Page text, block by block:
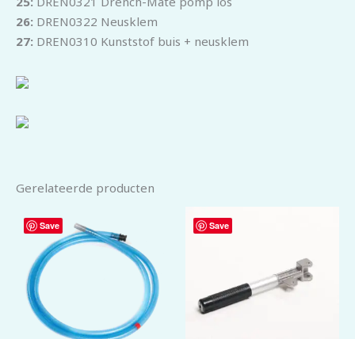
26: DREN0322 Neusklem
27: DREN0310 Kunststof buis + neusklem
Gerelateerde producten
Save Save